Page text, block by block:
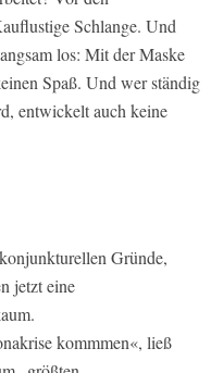
Schlange. Und
los: Mit der Maske
Spaß. Und wer ständig
entwickelt auch keine
Gründe,
jetzt eine
kommmen«, ließ